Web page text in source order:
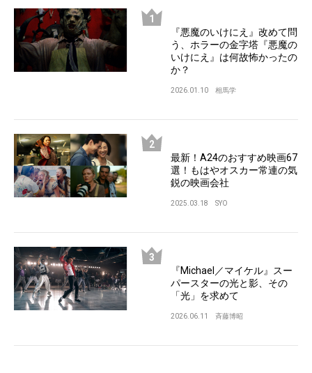
『悪魔のいけにえ』改めて問
う、ホラーの金字塔『悪魔の
いけにえ』は何故怖かったの
か？
2026.01.10 相馬学
最新！A24のおすすめ映画67
選！もはやオスカー常連の気
鋭の映画会社
2025.03.18 SYO
『Michael／マイケル』スー
パースターの光と影、その
「光」を求めて
2026.06.11 斉藤博昭